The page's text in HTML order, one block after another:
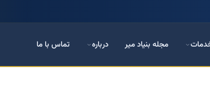
مجله بنیاد میر درباره تماس با ما